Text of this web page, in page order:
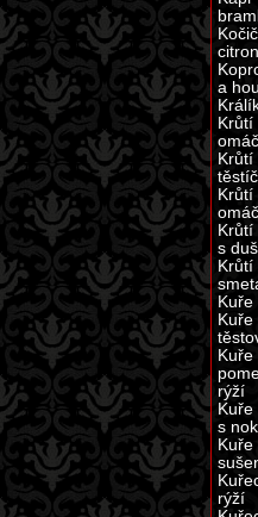
a
Krůtí
Krůtí
Krůtí
Krůtí
s
Krůtí
rýží
s
rýží